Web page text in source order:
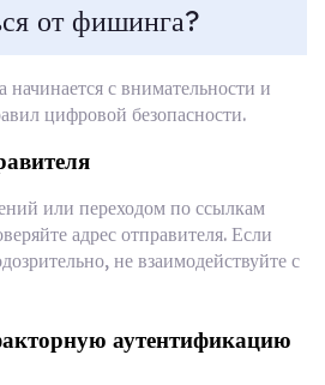
от фишинга?
с внимательности и
цифровой безопасности.
или переходом по ссылкам
адрес отправителя. Если
не взаимодействуйте с
аутентификацию